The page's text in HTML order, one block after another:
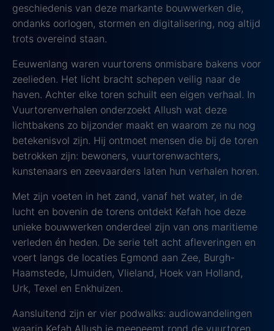
geschiedenis van deze markante bouwwerken die,
ondanks oorlogen, stormen en digitalisering, nog altijd
trots overeind staan.
Eeuwenlang waren vuurtorens onmisbare bakens voor
zeelieden. Het licht bracht schepen veilig naar de
haven. Achter elke toren schuilt een eigen verhaal. In
Vuurtorenverhalen onderzoekt Allush wat deze
lichtbakens zo bijzonder maakt en waarom ze nu nog
betekenisvol zijn. Hij ontmoet mensen die bij de toren
betrokken zijn: bewoners, vuurtorenwachters,
kunstenaars en zeevaarders laten hun verhalen horen.
Met zijn voeten in het zand, vanaf het water, in de
lucht en bovenin de torens ontdekt Kefah hoe deze
unieke bouwwerken onderdeel zijn van ons maritieme
verleden én heden. De serie telt acht afleveringen en
voert langs de locaties Egmond aan Zee, Burgh-
Haamstede, IJmuiden, Vlieland, Hoek van Holland,
Urk, Texel en Enkhuizen.
Aansluitend zijn er vier podwalks: audiowandelingen
waarin Kefah Allush je meeneemt rond de vuurtoren